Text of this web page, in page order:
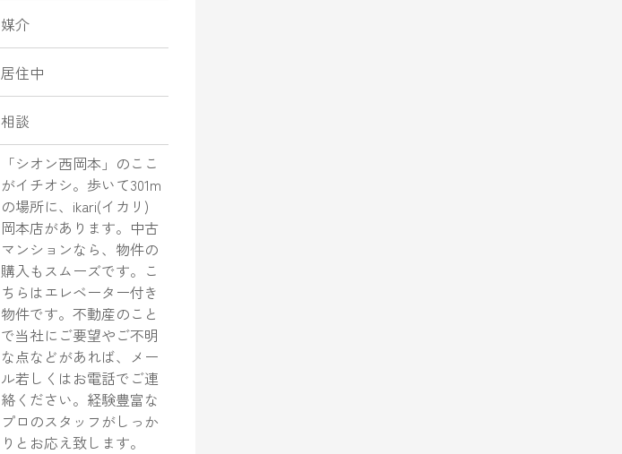
媒介
居住中
相談
「シオン西岡本」のここ
がイチオシ。歩いて301m
の場所に、ikari(イカリ)
岡本店があります。中古
マンションなら、物件の
購入もスムーズです。こ
ちらはエレベーター付き
物件です。不動産のこと
で当社にご要望やご不明
な点などがあれば、メー
ル若しくはお電話でご連
絡ください。経験豊富な
プロのスタッフがしっか
りとお応え致します。